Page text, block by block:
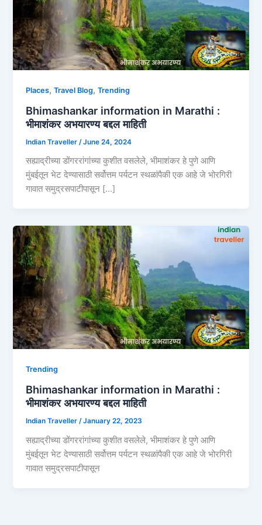
Places,Travel Blog,Trending
Bhimashankar information in Marathi :
भीमाशंकर अभयारण्य बद्दल माहिती
Indian Traveller /June 24, 2024
सह्याद्रीच्या डोंगररांगांच्या कुशीत वसलेले, भीमाशंकर हे पुणे आणि
मुंबईतून भेट देण्यासाठी सर्वोत्तम पर्यटन स्थळांपैकी एक आहे जे भोरगिरी
गावात समुद्रसपाटीपासून […]
Trending
Bhimashankar information in Marathi :
भीमाशंकर अभयारण्य बद्दल माहिती
Indian Traveller/January 22, 2023
सह्याद्रीच्या डोंगररांगांच्या कुशीत वसलेले, भीमाशंकर हे पुणे आणि
मुंबईतून भेट देण्यासाठी सर्वोत्तम पर्यटन स्थळांपैकी एक आहे जे भोरगिरी
गावात समुद्रसपाटीपासून